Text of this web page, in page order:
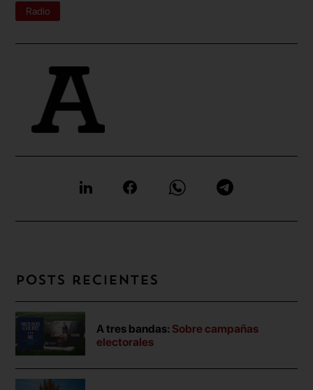
Radio
Posts recientes
A tres bandas: Sobre campañas
electorales